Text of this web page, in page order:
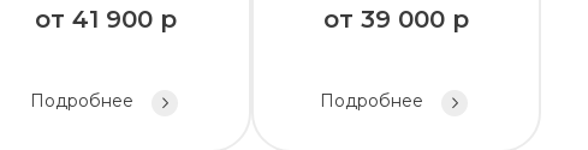
от41 900 р
Подробнее
от 39 000 р
Подробнее